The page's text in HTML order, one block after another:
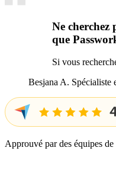
Ne cherchez
que
Si vous
Besjana A. Spécialiste
Approuvé par des équipes